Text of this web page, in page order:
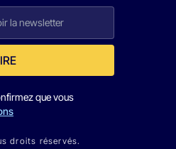
que vous
droits réservés.